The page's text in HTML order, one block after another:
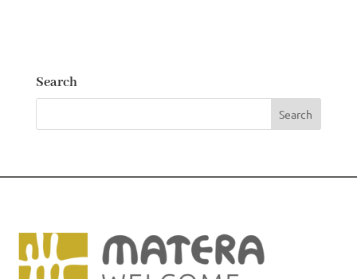
Search